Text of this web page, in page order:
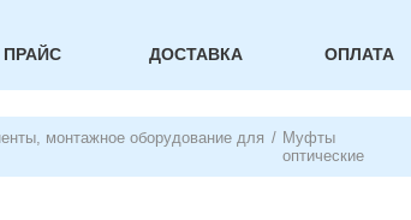
ПРАЙС ДОСТАВКА ОПЛАТА
монтажное оборудование для / Муфты
оптические